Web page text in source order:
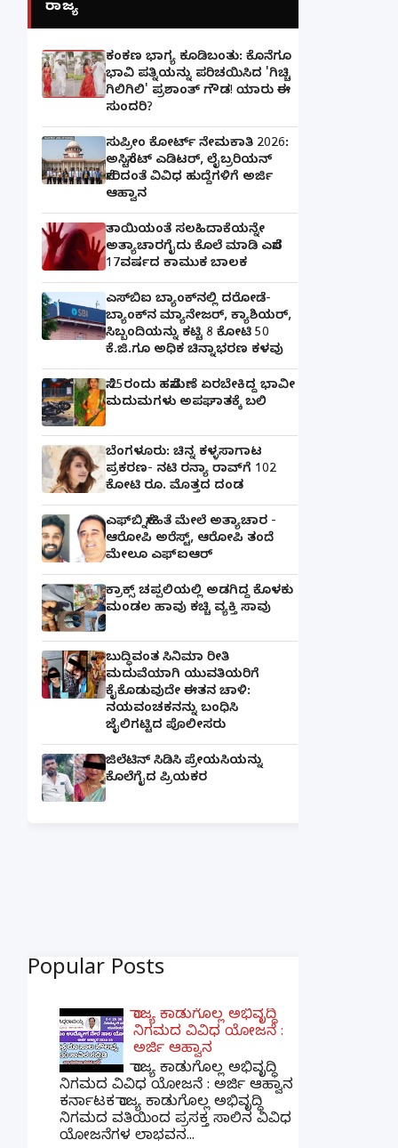
ರಾಜ್ಯ
ಕಂಕಣ ಭಾಗ್ಯ ಕೂಡಿಬಂತು: ಕೊನೆಗೂ
ಭಾವಿ ಪತ್ನಿಯನ್ನು ಪರಿಚಯಿಸಿದ 'ಗಿಚ್ಚಿ
ಗಿಲಿಗಿಲಿ' ಪ್ರಶಾಂತ್ ಗೌಡ! ಯಾರು ಈ
ಸುಂದರಿ?
ಸುಪ್ರೀಂ ಕೋರ್ಟ್ ನೇಮಕಾತಿ 2026:
ಅಸಿಸ್ಟೆಂಟ್ ಎಡಿಟರ್, ಲೈಬ್ರರಿಯನ್
ಸೇರಿದಂತೆ ವಿವಿಧ ಹುದ್ದೆಗಳಿಗೆ ಅರ್ಜಿ
ಆಹ್ವಾನ
ತಾಯಿಯಂತೆ ಸಲಹಿದಾಕೆಯನ್ನೇ
ಅತ್ಯಾಚಾರಗೈದು ಕೊಲೆ ಮಾಡಿ ಎಸೆದ
17ವರ್ಷದ ಕಾಮುಕ ಬಾಲಕ
ಎಸ್‌ಬಿಐ ಬ್ಯಾಂಕ್‌ನಲ್ಲಿ‌ ದರೋಡೆ-
ಬ್ಯಾಂಕ್​ನ ಮ್ಯಾನೇಜರ್‌, ಕ್ಯಾಶಿಯರ್‌,
ಸಿಬ್ಬಂದಿಯನ್ನು ಕಟ್ಟಿ 8 ಕೋಟಿ 50
ಕೆ.ಜಿ.ಗೂ ಅಧಿಕ ಚಿನ್ನಾಭರಣ ಕಳವು
ಸೆ.25ರಂದು ಹಸೆಮಣೆ ಏರಬೇಕಿದ್ದ ಭಾವೀ
ಮದುಮಗಳು ಅಪಘಾತಕ್ಕೆ ಬಲಿ
ಬೆಂಗಳೂರು: ಚಿನ್ನ ಕಳ್ಳಸಾಗಾಟ
ಪ್ರಕರಣ- ನಟಿ ರನ್ಯಾ ರಾವ್‌ಗೆ 102
ಕೋಟಿ ರೂ. ಮೊತ್ತದ ದಂಡ
ಎಫ್‌ಬಿ ಸ್ನೇಹಿತೆ ಮೇಲೆ ಅತ್ಯಾಚಾರ -
ಆರೋಪಿ ಅರೆಸ್ಟ್, ಆರೋಪಿ ತಂದೆ
ಮೇಲೂ ಎಫ್ಐಆರ್
ಕ್ರಾಕ್ಸ್ ಚಪ್ಪಲಿಯಲ್ಲಿ ಅಡಗಿದ್ದ ಕೊಳಕು
ಮಂಡಲ ಹಾವು ಕಚ್ಚಿ ವ್ಯಕ್ತಿ ಸಾವು
ಬುದ್ಧಿವಂತ ಸಿನಿಮಾ ರೀತಿ
ಮದುವೆಯಾಗಿ ಯುವತಿಯರಿಗೆ
ಕೈಕೊಡುವುದೇ ಈತನ ಚಾಳಿ:
ನಯವಂಚಕನನ್ನು ಬಂಧಿಸಿ
ಜೈಲಿಗಟ್ಟಿದ ಪೊಲೀಸರು
ಜಿಲೆಟಿನ್ ಸಿಡಿಸಿ ಪ್ರೇಯಸಿಯನ್ನು
ಕೊಲೆಗೈದ ಪ್ರಿಯಕರ
Popular Posts
ರಾಜ್ಯ ಕಾಡುಗೊಲ್ಲ ಅಭಿವೃದ್ಧಿ
ನಿಗಮದ ವಿವಿಧ ಯೋಜನೆ :
ಅರ್ಜಿ ಆಹ್ವಾನ
ರಾಜ್ಯ ಕಾಡುಗೊಲ್ಲ ಅಭಿವೃದ್ಧಿ
ನಿಗಮದ ವಿವಿಧ ಯೋಜನೆ : ಅರ್ಜಿ ಆಹ್ವಾನ
ಕರ್ನಾಟಕ ರಾಜ್ಯ ಕಾಡುಗೊಲ್ಲ ಅಭಿವೃದ್ಧಿ
ನಿಗಮದ ವತಿಯಿಂದ ಪ್ರಸಕ್ತ ಸಾಲಿನ ವಿವಿಧ
ಯೋಜನೆಗಳ ಲಾಭವನ...